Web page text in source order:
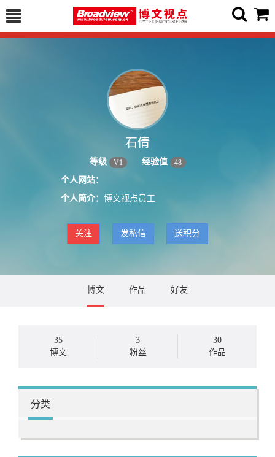
石倩
等级 V1 经验值 48
个人网站：
个人简介： 博文视点员工
关注 发私信 送积分
博文 作品 好友
35
博文
3
粉丝
30
作品
分类